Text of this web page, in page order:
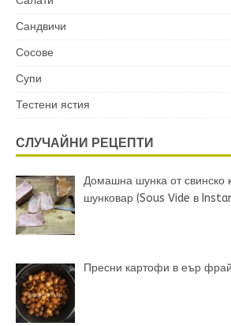
Сандвичи
Сосове
Супи
Тестени ястия
СЛУЧАЙНИ РЕЦЕПТИ
Домашна шунка от свинско
шунковар (Sous Vide в
Пресни картофи в еър